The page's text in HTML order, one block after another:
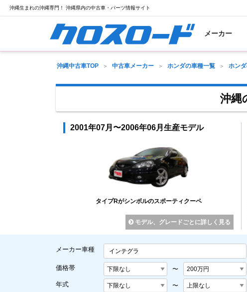
沖縄生まれの沖縄専門！ 沖縄県内の中古車・パーツ情報サイト
メーカー
沖縄中古車TOP 中古車メーカー ホンダの車種一覧 ホン
沖縄
2001年07月〜2006年06月生産モデル
タイプRがシンボルのスポーティクーペ
モデル、グレードごとに詳しく見る
メーカー車種 インテグラ
価格帯 〜
年式 〜